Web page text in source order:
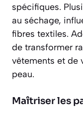
spécifiques.
au séchage,
fibres textiles.
de transformer
vêtements et de
peau.
Maîtriser les